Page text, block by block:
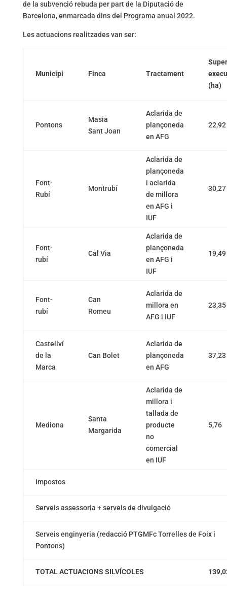
de la subvenció rebuda per part de la Diputació de
Barcelona, enmarcada dins del Programa anual 2022.
Les actuacions realitzades van ser:
Municipi Finca Tractament
(ha)
Pontons
Masia
Sant Joan
Aclarida de
plançoneda
en AFG
22,92
Font-
Rubí
Montrubí
Aclarida de
plançoneda
i aclarida
de millora
en AFG i
IUF
30,27
Font-
rubí
Cal Via
Aclarida de
plançoneda
en AFG i
IUF
19,49
Font-
rubí
Can
Romeu
Aclarida de
millora en
AFG i IUF
23,35
Castellví
de la
Marca
Can Bolet
Aclarida de
plançoneda
en AFG
37,23
Mediona
Santa
Margarida
Aclarida de
millora i
tallada de
producte
no
comercial
en IUF
5,76
Impostos
Serveis assessoria + serveis de divulgació
Serveis enginyeria (redacció PTGMFc Torrelles de Foix i
Pontons)
TOTAL ACTUACIONS SILVÍCOLES